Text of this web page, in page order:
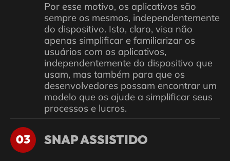
Por esse motivo, os aplicativos são
sempre os mesmos, independentemente
do dispositivo. Isto, claro, visa não
apenas simplificar e familiarizar os
usuários com os aplicativos,
independentemente do dispositivo que
usam, mas também para que os
desenvolvedores possam encontrar um
modelo que os ajude a simplificar seus
processos e lucros.
03 SNAP ASSISTIDO